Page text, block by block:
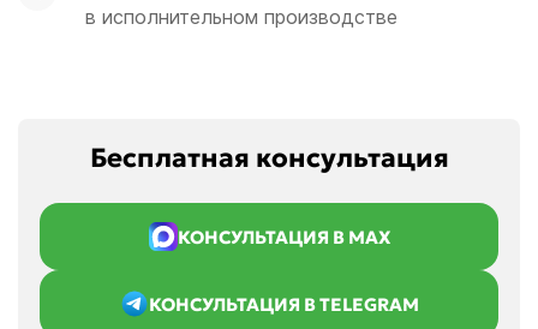
в исполнительном производстве
Бесплатная консультация
КОНСУЛЬТАЦИЯ В MAX
КОНСУЛЬТАЦИЯ В TELEGRAM